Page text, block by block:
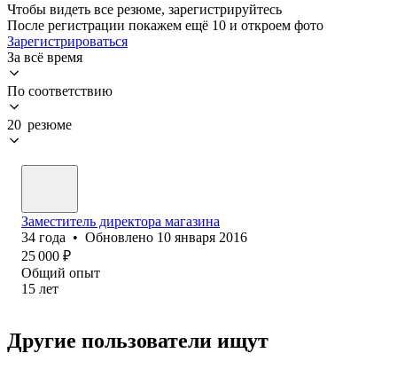
Чтобы видеть все резюме, зарегистрируйтесь
После регистрации покажем ещё 10 и откроем фото
Зарегистрироваться
За всё время
По соответствию
20 резюме
Заместитель директора магазина
34 года • Обновлено 10 января 2016
25 000 ₽
Общий опыт
15 лет
Другие пользователи ищут